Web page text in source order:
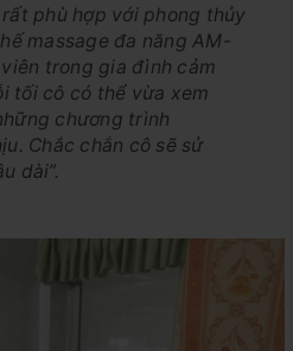
phù hợp với phong thủy
massage đa năng AM-
trong gia đình cảm
tối cô có thể vừa xem
chương trình
Chắc chắn cô sẽ sử
dài”.